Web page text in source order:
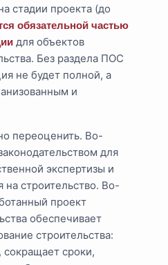
стадии проекта (до
обязательной частью
для объектов
Без раздела ПОС
не будет полной, а
и
переоценить. Во-
для
экспертизы и
строительство. Во-
проект
обеспечивает
строительства:
сокращает сроки,